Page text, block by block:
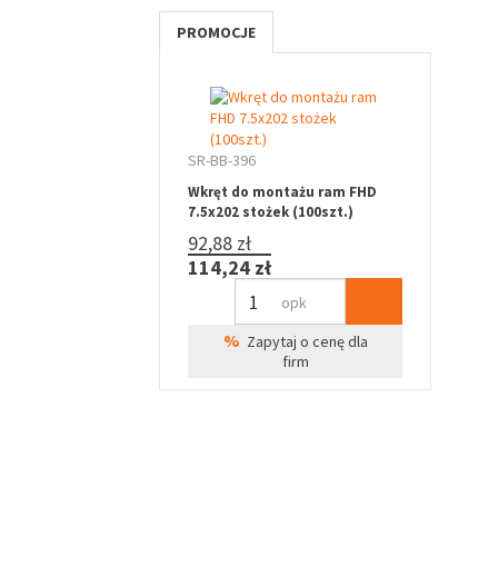
PROMOCJE
SR-BB-396
Wkręt do montażu ram FHD
7.5x202 stożek (100szt.)
92,88 zł
114,24 zł
opk
% Zapytaj o cenę dla
firm